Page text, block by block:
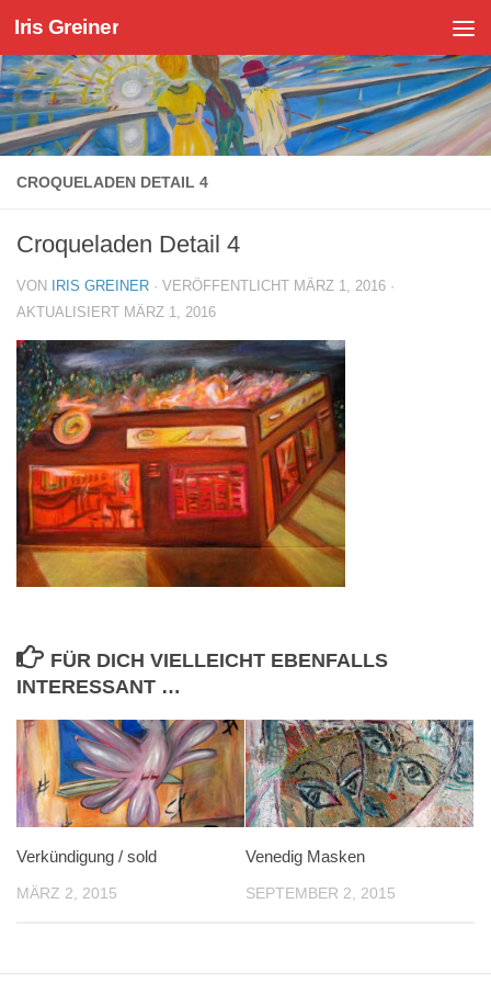
Zum Inhalt springen
Iris Greiner
CROQUELADEN DETAIL 4
Croqueladen Detail 4
VON IRIS GREINER · VERÖFFENTLICHT MÄRZ 1, 2016 ·
AKTUALISIERT MÄRZ 1, 2016
FÜR DICH VIELLEICHT EBENFALLS
INTERESSANT …
Verkündigung / sold
MÄRZ 2, 2015
Venedig Masken
SEPTEMBER 2, 2015